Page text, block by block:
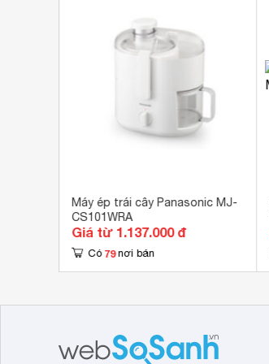
Chất liệu cối xay
Chất liệu màng lọc
Chất liệu máy
Dung tích bình chứa
Dung tích chứa bã
Kích thước
Máy ép trái cây Panasonic MJ-
CS101WRA
Giá từ 1.137.000 đ
Có 79 nơi bán